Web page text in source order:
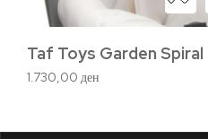
Taf Toys Garden Spiral
1.730,00 ден